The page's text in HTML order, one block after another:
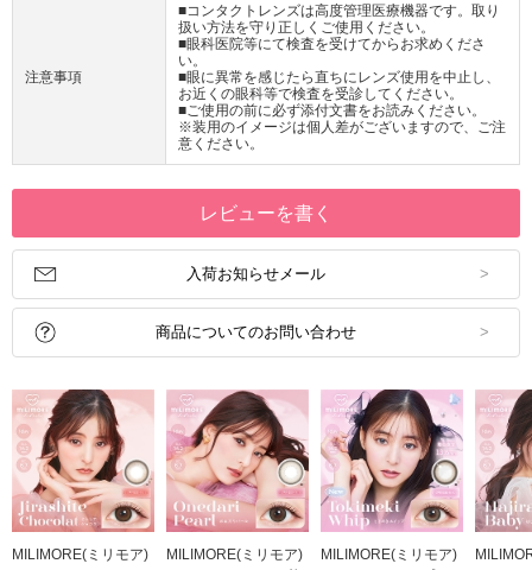
注意事項
■コンタクトレンズは高度管理医療機器です。取り
扱い方法を守り正しくご使用ください。
■眼科医院等にて検査を受けてからお求めくださ
い。
■眼に異常を感じたら直ちにレンズ使用を中止し、
お近くの眼科等で検査を受診してください。
■ご使用の前に必ず添付文書をお読みください。
※装用のイメージは個人差がございますので、ご注
意ください。
レビューを書く
入荷お知らせメール
商品についてのお問い合わせ
MILIMORE(ミリモア)
MILIMORE(ミリモア)
MILIMORE(ミリモア)